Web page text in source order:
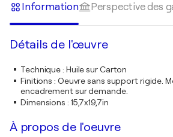
Information Perspective des
Détails de l'œuvre
Technique: Huile sur Carton
Finitions : Oeuvre sans support rigide.
encadrement sur demande.
Dimensions : 15,7x19,7in
À propos de l'oeuvre